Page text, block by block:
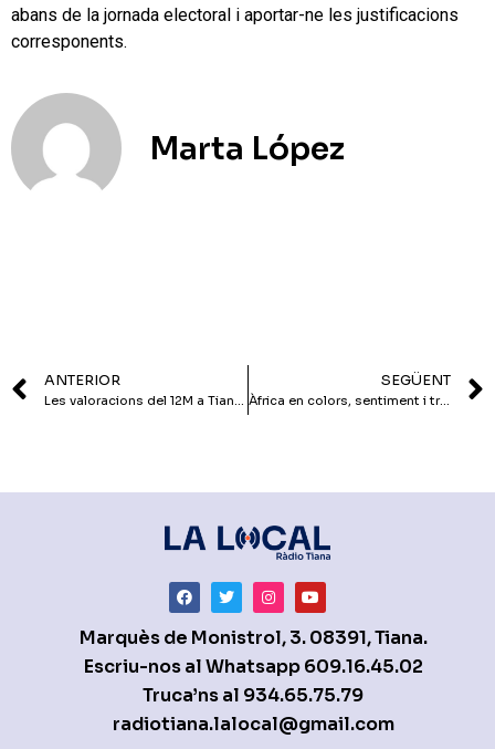
abans de la jornada electoral i aportar-ne les justificacions
corresponents.
Marta López
ANTERIOR
Les valoracions del 12M a Tiana: el PP és el partit que més creix i passa de novena a quarta força
SEGÜENT
Àfrica en colors, sentiment i tradició a través de les teles wax
Marquès de Monistrol, 3. 08391, Tiana.
Escriu-nos al Whatsapp609.16.45.02
Truca’ns al 934.65.75.79
radiotiana.lalocal@gmail.com